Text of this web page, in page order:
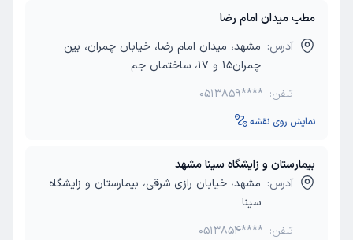
مطب میدان امام رضا
آدرس: مشهد، میدان امام رضا، خیابان چمران، بین
چمران15 و 17، ساختمان جم
تلفن: 0513859****
نمایش روی نقشه
بیمارستان و زایشگاه سینا مشهد
آدرس: مشهد، خیابان رازی شرقی، بیمارستان و زایشگاه
سینا
تلفن: 0513854****